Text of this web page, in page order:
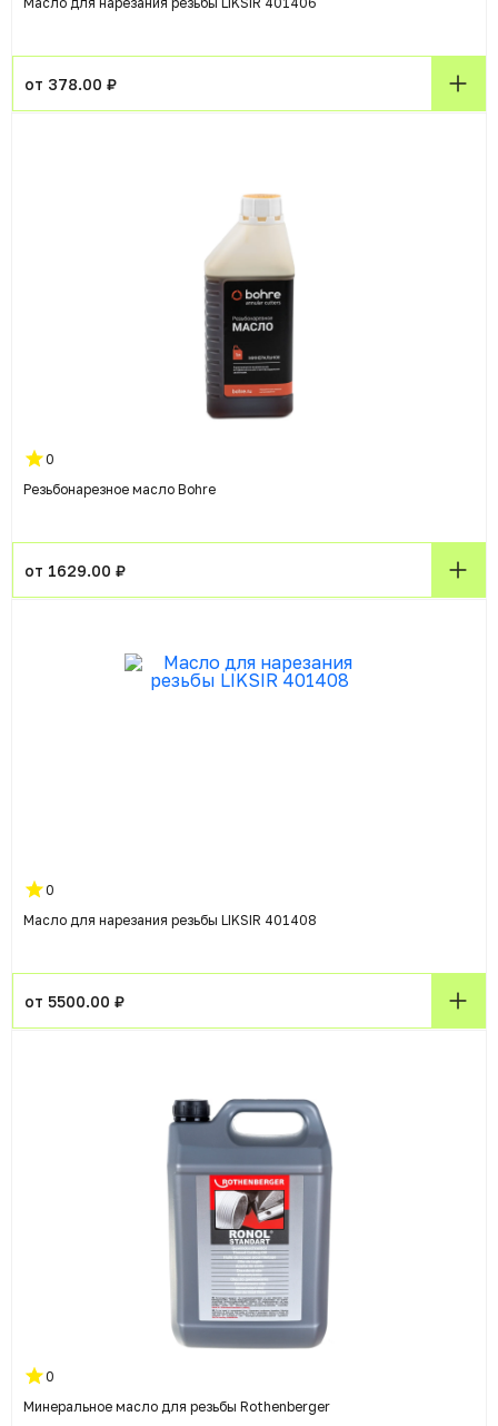
от 378.00 ₽
0
Резьбонарезное масло Bohre
от 1629.00 ₽
0
Масло для нарезания резьбы LIKSIR 401408
от 5500.00 ₽
0
Минеральное масло для резьбы Rothenberger